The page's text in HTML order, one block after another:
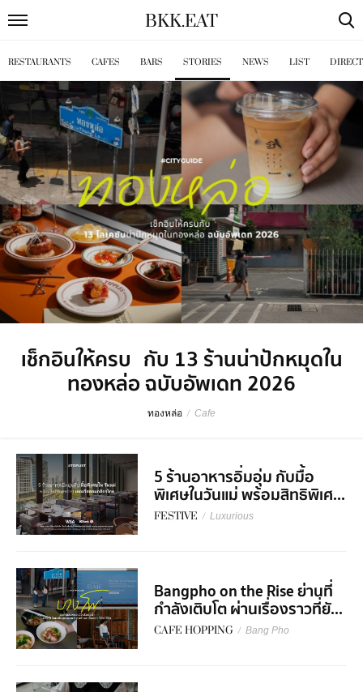
BKK.EAT
RESTAURANTS CAFES BARS STORIES NEWS LIST
เช็กอินให้ครบ กับ 13 ร้านน่าปักหมุดใน
ทองหล่อ ฉบับอัพเดท 2026
ทองหล่อ / Cafe
5 ร้านอาหารอิ่มอุ่ม กับมื้อ
พิเศษในวันแม่ พร้อมสิทธิพิเศ...
FESTIVE / Luxurious
Bangpho on the Rise ย่านที่
กำลังเติบโต ผ่านเรื่องราวที่ยั...
CAFE HOPPING / Bang Pho